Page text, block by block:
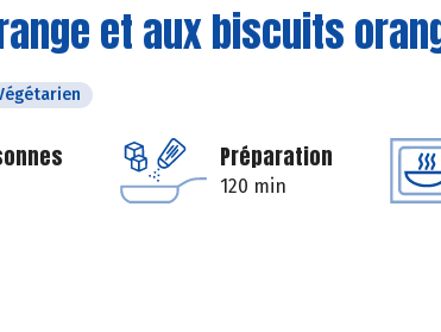
et aux biscuits
Préparation
120 min